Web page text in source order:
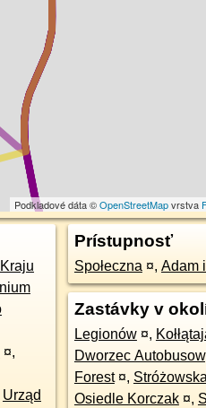
Podkladové dáta ©OpenStreetMapvrstva
¤,
Urząd
Prístupnosť
Społeczna ¤, Adam
Zastávky v
Legionów ¤,
Dworzec
Forest ¤, Stróżowska
Osiedle Korczak ¤,